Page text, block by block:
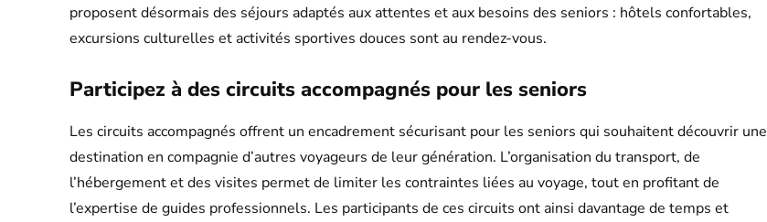
proposent désormais des séjours adaptés aux attentes et aux besoins des seniors : hôtels confortables,
excursions culturelles et activités sportives douces sont au rendez-vous.
Participez à des circuits accompagnés pour les seniors
Les circuits accompagnés offrent un encadrement sécurisant pour les seniors qui souhaitent découvrir une
destination en compagnie d’autres voyageurs de leur génération. L’organisation du transport, de
l’hébergement et des visites permet de limiter les contraintes liées au voyage, tout en profitant de
l’expertise de guides professionnels. Les participants de ces circuits ont ainsi davantage de temps et